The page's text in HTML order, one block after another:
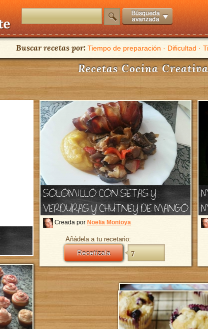
Buscar recetas por: Tiempo de preparación · Dificultad ·
Recetas Cocina Creativa
SOLOMILLO CON SETAS Y
VERDURAS Y CHUTNEY DE MANGO
Creada por Noelia Montoya
Añádela a tu recetario:
Recetízala 7